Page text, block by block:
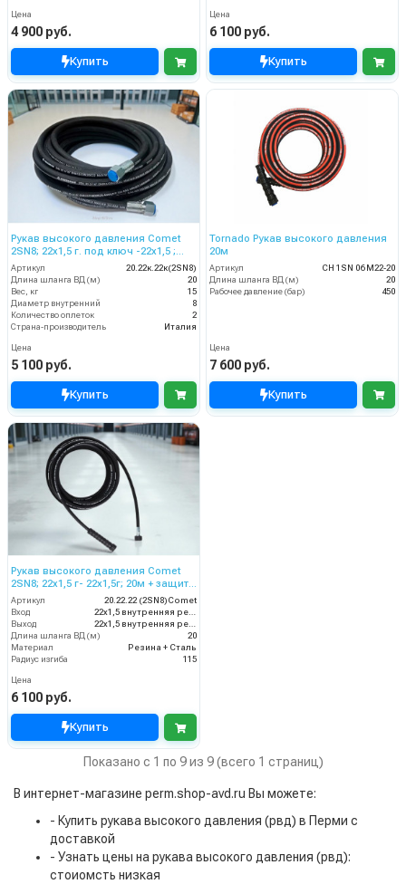
Цена
4 900 руб.
Купить
Цена
6 100 руб.
Купить
Рукав высокого давления Comet
2SN8; 22х1,5 г. под ключ -22х1,5 ;
20м
Артикул
20.22к.22к(2SN8)
Длина шланга ВД (м)
20
Вес, кг
15
Диаметр внутренний
8
Количество оплеток
2
Страна-производитель
Италия
Цена
5 100 руб.
Купить
Tornado Рукав высокого давления
20м
Артикул
CH 1SN 06 M22-20
Длина шланга ВД (м)
20
Рабочее давление (бар)
450
Цена
7 600 руб.
Купить
Рукав высокого давления Comet
2SN8; 22х1,5 г- 22х1,5г; 20м + защита
от изгиба
Артикул
20.22.22 (2SN8)Comet
Вход
22х1,5 внутренняя резьба
Выход
22х1,5 внутренняя резьба
Длина шланга ВД (м)
20
Материал
Резина + Сталь
Радиус изгиба
115
Цена
6 100 руб.
Купить
Показано с 1 по 9 из 9 (всего 1 страниц)
В интернет-магазине perm.shop-avd.ru Вы можете:
- Купить рукава высокого давления (рвд) в Перми с
доставкой
- Узнать цены на рукава высокого давления (рвд):
стоиомсть низкая